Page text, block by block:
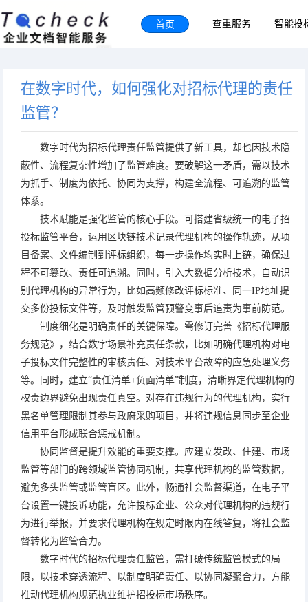
首页 查重服务 智能投
在数字时代，如何强化对招标代理的责任
监管？
数字时代为招标代理责任监管提供了新工具，却也因技术隐
蔽性、流程复杂性增加了监管难度。要破解这一矛盾，需以技术
为抓手、制度为依托、协同为支撑，构建全流程、可追溯的监管
体系。
技术赋能是强化监管的核心手段。可搭建省级统一的电子招
投标监管平台，运用区块链技术记录代理机构的操作轨迹，从项
目备案、文件编制到评标组织，每一步操作均实时上链，确保过
程不可篡改、责任可追溯。同时，引入大数据分析技术，自动识
别代理机构的异常行为，比如高频修改评标标准、同一IP地址提
交多份投标文件等，及时触发监管预警变事后追责为事前防范。
制度细化是明确责任的关键保障。需修订完善《招标代理服
务规范》，结合数字场景补充责任条款，比如明确代理机构对电
子投标文件完整性的审核责任、对技术平台故障的应急处理义务
等。同时，建立“责任清单+负面清单”制度，清晰界定代理机构的
权责边界避免出现责任真空。对存在违规行为的代理机构，实行
黑名单管理限制其参与政府采购项目，并将违规信息同步至企业
信用平台形成联合惩戒机制。
协同监督是提升效能的重要支撑。应建立发改、住建、市场
监管等部门的跨领域监管协同机制，共享代理机构的监管数据，
避免多头监管或监管盲区。此外，畅通社会监督渠道，在电子平
台设置一键投诉功能，允许投标企业、公众对代理机构的违规行
为进行举报，并要求代理机构在规定时限内在线答复，将社会监
督转化为监管合力。
数字时代的招标代理责任监管，需打破传统监管模式的局
限，以技术穿透流程、以制度明确责任、以协同凝聚合力，方能
推动代理机构规范执业维护招投标市场秩序。